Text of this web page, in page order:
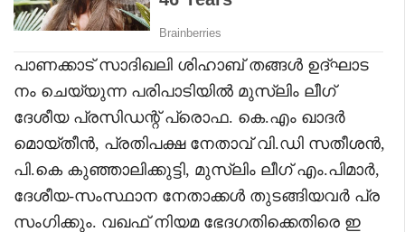
പാണക്കാട് സാദിഖലി ശിഹാബ് തങ്ങൾ ഉദ്ഘാട
നം ചെയ്യുന്ന പരിപാടിയിൽ മുസ്‌ലിം ലീഗ്
ദേശീയ പ്രസിഡന്റ് പ്രൊഫ. കെ.എം ഖാദർ
മൊയ്തീൻ, പ്രതിപക്ഷ നേതാവ് വി.ഡി സതീശൻ,
പി.കെ കുഞ്ഞാലിക്കുട്ടി, മുസ്‌ലിം ലീഗ് എം.പിമാർ,
ദേശീയ-സംസ്ഥാന നേതാക്കൾ തുടങ്ങിയവർ പ്ര
സംഗിക്കും. വഖഫ് നിയമ ഭേദഗതിക്കെതിരെ ഇ